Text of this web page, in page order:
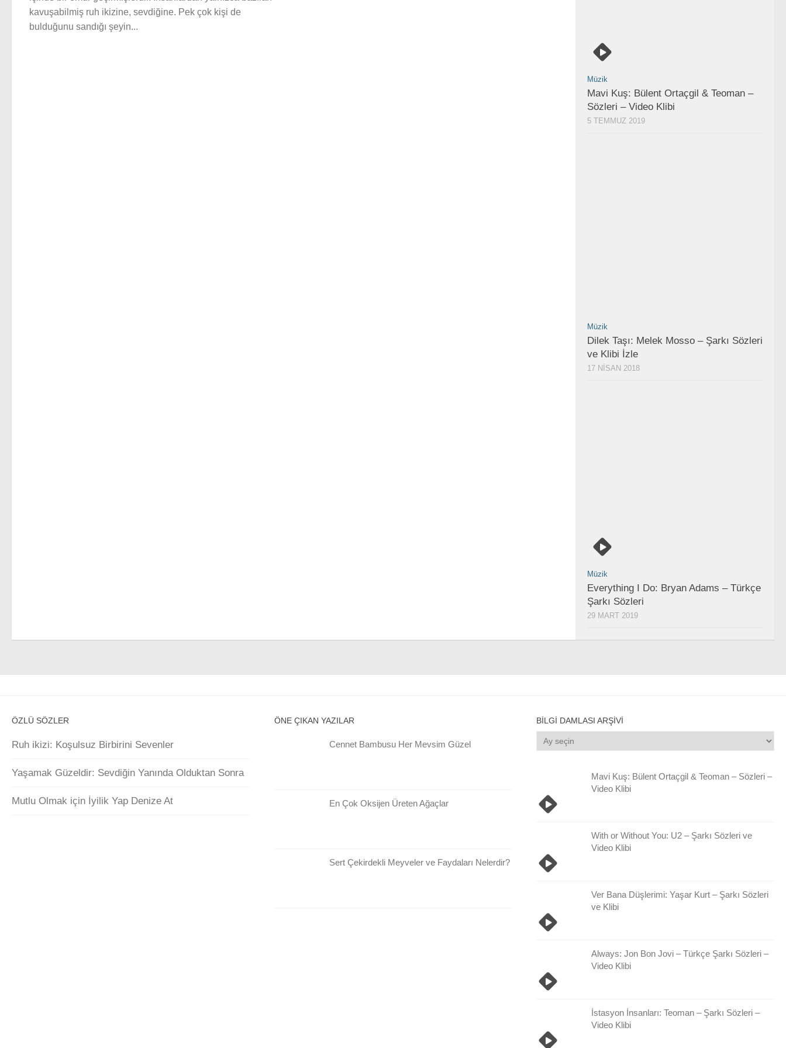
kavuşabilmiş ruh ikizine, sevdiğine. Pek çok kişi de
bulduğunu sandığı şeyin...
Müzik
Mavi Kuş: Bülent Ortaçgil & Teoman –
Sözleri – Video Klibi
5 TEMMUZ 2019
Müzik
Dilek Taşı: Melek Mosso – Şarkı Sözleri
ve Klibi İzle
17 NISAN 2018
Müzik
Everything I Do: Bryan Adams – Türkçe
Şarkı Sözleri
29 MART 2019
ÖZLÜ SÖZLER
Ruh ikizi: Koşulsuz Birbirini Sevenler
Yaşamak Güzeldir: Sevdiğin Yanında Olduktan Sonra
Mutlu Olmak için İyilik Yap Denize At
ÖNE ÇIKAN YAZILAR
Cennet Bambusu Her Mevsim Güzel
En Çok Oksijen Üreten Ağaçlar
Sert Çekirdekli Meyveler ve Faydaları Nelerdir?
BILGI DAMLASI ARŞIVI
Bilgi
Damlası
Mavi Kuş: Bülent Ortaçgil & Teoman – Sözleri –
Video Klibi
With or Without You: U2 – Şarkı Sözleri ve
Video Klibi
Ver Bana Düşlerimi: Yaşar Kurt – Şarkı Sözleri
ve Klibi
Always: Jon Bon Jovi – Türkçe Şarkı Sözleri –
Video Klibi
İstasyon İnsanları: Teoman – Şarkı Sözleri –
Video Klibi